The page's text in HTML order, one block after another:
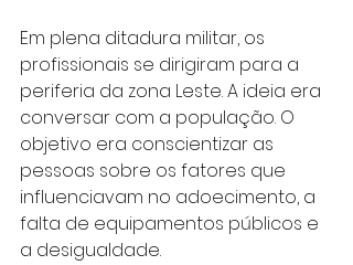
Em plena ditadura militar, os
profissionais se dirigiram para a
periferia da zona Leste. A ideia era
conversar com a população. O
objetivo era conscientizar as
pessoas sobre os fatores que
influenciavam no adoecimento, a
falta de equipamentos públicos e
a desigualdade.